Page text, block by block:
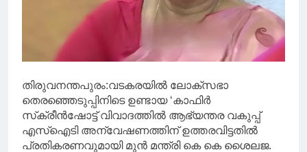
തിരുവനന്തപുരം:വടകരയില്‍ ലോക്‌സഭാ
തെരഞ്ഞെടുപ്പിനിടെ ഉണ്ടായ ‘കാഫിര്‍
സ്‌ക്രീന്‍ഷോട്ട് വിവാദത്തില്‍ ആഭ്യന്തര വകുപ്പ്
എസ്‌ഐടി അന്വേഷണത്തിന് ഉത്തരവിട്ടതില്‍
പ്രതികരണവുമായി മുന്‍ മന്ത്രി കെ കെ ശൈലജ.